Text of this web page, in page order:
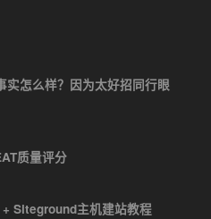
实怎么样？因为太好招同行眼
质量评分
Siteground主机建站教程